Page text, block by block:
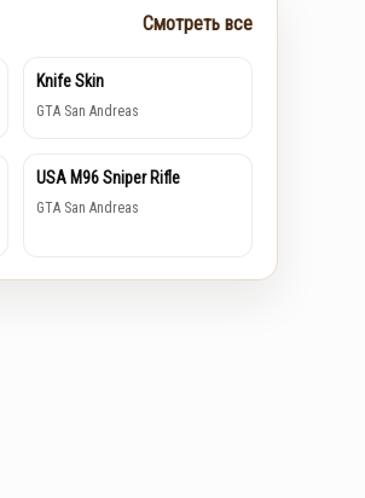
Смотреть все
Knife Skin
GTA San Andreas
USA M96 Sniper Rifle
GTA San Andreas